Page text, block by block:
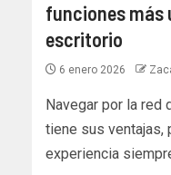
funciones más
escritorio
6 enero 2026
Navegar por la
tiene sus ventajas,
experiencia